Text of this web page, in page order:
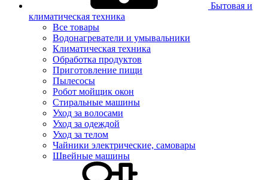
Бытовая и
климатическая техника
Все товары
Водонагреватели и умывальники
Климатическая техника
Обработка продуктов
Приготовление пищи
Пылесосы
Робот мойщик окон
Стиральные машины
Уход за волосами
Уход за одеждой
Уход за телом
Чайники электрические, самовары
Швейные машины